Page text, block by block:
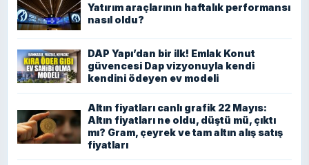
Yatırım araçlarının haftalık performansı
nasıl oldu?
DAP Yapı’dan bir ilk! Emlak Konut
güvencesi Dap vizyonuyla kendi
kendini ödeyen ev modeli
Altın fiyatları canlı grafik 22 Mayıs:
Altın fiyatları ne oldu, düştü mü, çıktı
mı? Gram, çeyrek ve tam altın alış satış
fiyatları